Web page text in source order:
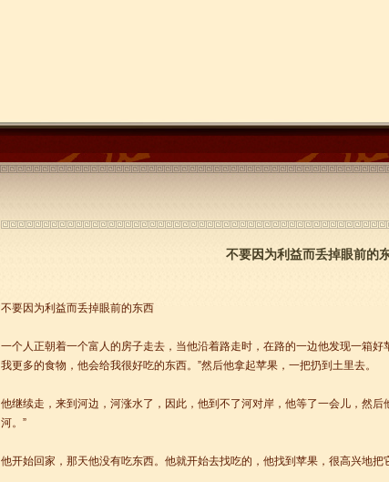
不要因为利益而丢掉眼前的
不要因为利益而丢掉眼前的东西
一个人正朝着一个富人的房子走去，当他沿着路走时，在路的一边他发现一箱
我更多的食物，他会给我很好吃的东西。”然后他拿起苹果，一把扔到土里去。
他继续走，来到河边，河涨水了，因此，他到不了河对岸，他等了一会儿，然后
河。”
他开始回家，那天他没有吃东西。他就开始去找吃的，他找到苹果，很高兴地把